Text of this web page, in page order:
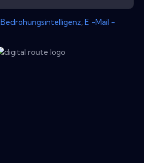
Bedrohungsintelligenz E -Mail -